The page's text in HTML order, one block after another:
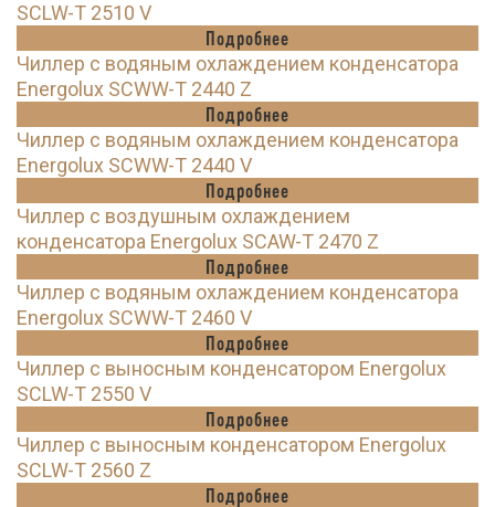
SCLW-T 2510 V
Подробнее
Чиллер с водяным охлаждением конденсатора
Energolux SCWW-T 2440 Z
Подробнее
Чиллер с водяным охлаждением конденсатора
Energolux SCWW-T 2440 V
Подробнее
Чиллер с воздушным охлаждением
конденсатора Energolux SCAW-T 2470 Z
Подробнее
Чиллер с водяным охлаждением конденсатора
Energolux SCWW-T 2460 V
Подробнее
Чиллер с выносным конденсатором Energolux
SCLW-T 2550 V
Подробнее
Чиллер с выносным конденсатором Energolux
SCLW-T 2560 Z
Подробнее